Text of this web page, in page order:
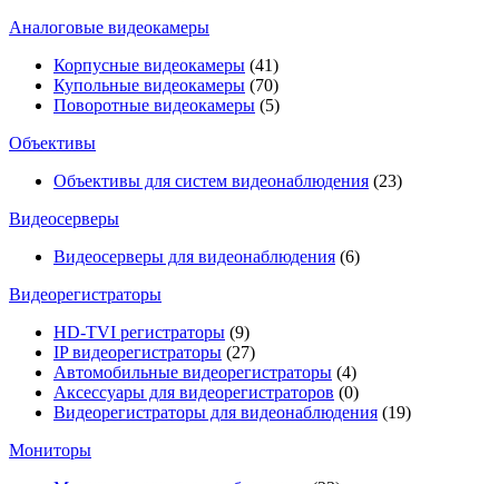
Аналоговые видеокамеры
Корпусные видеокамеры (41)
Купольные видеокамеры (70)
Поворотные видеокамеры (5)
Объективы
Объективы для систем видеонаблюдения (23)
Видеосерверы
Видеосерверы для видеонаблюдения (6)
Видеорегистраторы
HD-TVI регистраторы (9)
IP видеорегистраторы (27)
Автомобильные видеорегистраторы (4)
Аксессуары для видеорегистраторов (0)
Видеорегистраторы для видеонаблюдения (19)
Мониторы